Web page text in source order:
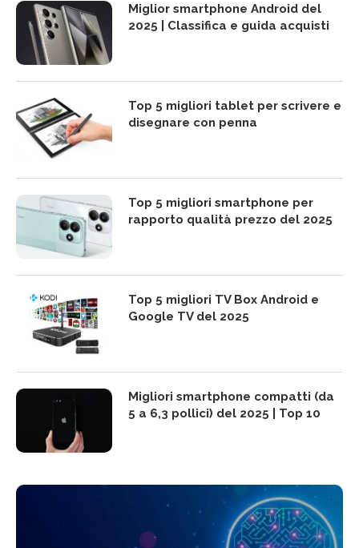
Miglior smartphone Android del
2025 | Classifica e guida acquisti
Top 5 migliori tablet per scrivere e
disegnare con penna
Top 5 migliori smartphone per
rapporto qualità prezzo del 2025
Top 5 migliori TV Box Android e
Google TV del 2025
Migliori smartphone compatti (da
5 a 6,3 pollici) del 2025 | Top 10